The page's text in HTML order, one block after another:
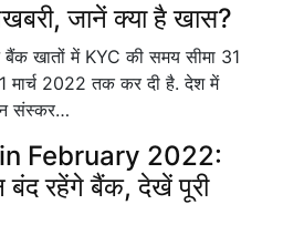
जानें क्या है खास?
बैंक खातों में KYC की समय सीमा 31
मार्च 2022 तक कर दी है. देश में
संस्कर…
February 2022:
बंद रहेंगे बैंक, देखें पूरी